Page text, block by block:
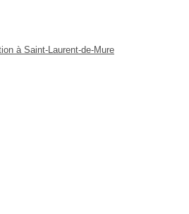
à Saint-Laurent-de-Mure